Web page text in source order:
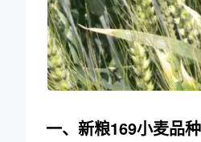
一、新粮169小麦品